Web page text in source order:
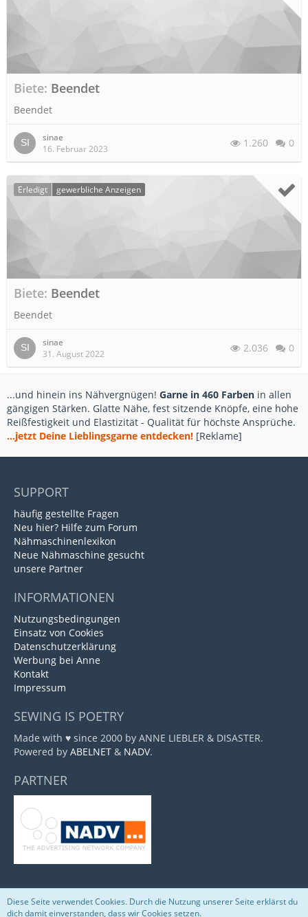
Biete Beendet
Beendet
sinae
16. Februar 2023
1.260 0
Erledigt gewerbliche Anzeigen
Biete Beendet
Beendet
sinae
31. August 2022
2.036 0
...und hinein ins Nähvergnügen! Garne in 460 Farben in allen
gängigen Stärken. Glatte Nähe, fest sitzende Knöpfe, eine hohe
Reißfestigkeit und Elastizität - Qualität für höchste Ansprüche.
...jetzt Deine Lieblingsgarne entdecken! [Reklame]
SUPPORT
häufig gestellte Fragen
Neu hier? Hilfe zum Forum
Nähmaschinenlexikon
Neue Nähmaschine gesucht
unsere Partner
INFORMATIONEN
Nutzungsbedingungen
Einsatz von Cookies
Datenschutzerklärung
Werbung bei Anne
Kontakt
Impressum
SEWING IS POETRY
Made with ♥ since 2000 by ANNE LIEBLER & DISASTER.
Powered by ABELNET & NADV.
PARTNER
Community-Software:WoltLab Suite™
Diese Seite verwendet Cookies. Durch die Nutzung unserer Seite erklärst du
dich damit einverstanden, dass wir Cookies setzen.